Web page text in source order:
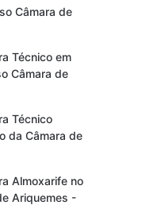
Câmara de
Técnico em
Câmara de
Técnico
da Câmara de
Almoxarife no
Ariquemes -